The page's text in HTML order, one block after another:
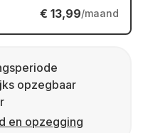
€ 13,99/maand
opzegbaar
en opzegging